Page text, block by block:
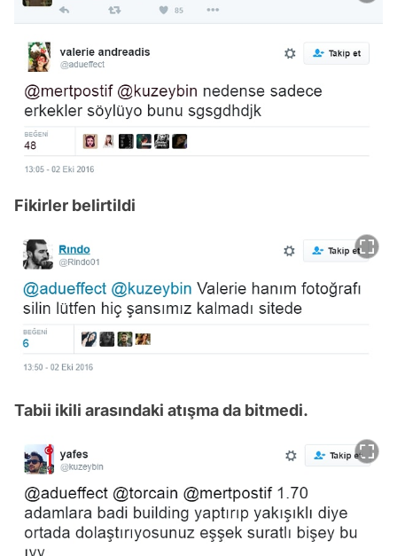
Fikirler belirtildi
Tabii ikili arasındaki atışma da bitmedi.